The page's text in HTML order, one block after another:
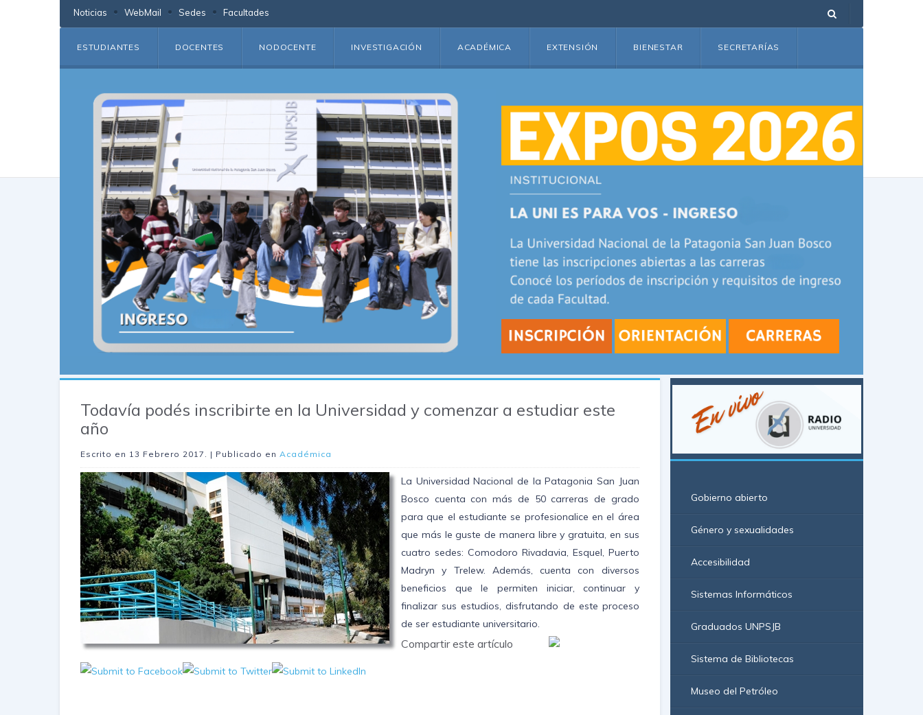
Noticias WebMail Sedes Facultades
ESTUDIANTES DOCENTES NODOCENTE INVESTIGACIÓN ACADÉMICA EXTENSIÓN BIENESTAR SECRETARÍAS
Todavía podés inscribirte en la Universidad y comenzar a estudiar este
año
Escrito en 13 Febrero 2017 . | Publicado en Académica
La Universidad Nacional de la Patagonia San Juan
Bosco cuenta con más de 50 carreras de grado
para que el estudiante se profesionalice en el área
que más le guste de manera libre y gratuita, en sus
cuatro sedes: Comodoro Rivadavia, Esquel, Puerto
Madryn y Trelew. Además, cuenta con diversos
beneficios que le permiten iniciar, continuar y
finalizar sus estudios, disfrutando de este proceso
de ser estudiante universitario.
Compartir este artículo
Gobierno abierto
Género y sexualidades
Accesibilidad
Sistemas Informáticos
Graduados UNPSJB
Sistema de Bibliotecas
Museo del Petróleo